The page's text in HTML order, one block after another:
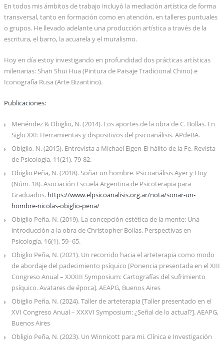
En todos mis ámbitos de trabajo incluyó la mediación artística de forma
transversal, tanto en formación como en atención, en talleres puntuales
o grupos. He llevado adelante una producción artística a través de la
escritura, el barro, la acuarela y el muralismo.
Hoy en día estoy investigando en profundidad dos prácticas artísticas
milenarias: Shan Shui Hua (Pintura de Paisaje Tradicional Chino) e
Iconografía Rusa (Arte Bizantino).
Publicaciones:
Menéndez & Obiglio, N. (2014). Los aportes de la obra de C. Bollas. En
Siglo XXI: Herramientas y dispositivos del psicoanálisis. APdeBA.
Obiglio, N. (2015). Entrevista a Michael Eigen-El hálito de la Fe. Revista
de Psicología, 11(21), 79-82.
Obiglio Peña, N. (2018). Soñar un hombre. Psicoanálisis Ayer y Hoy
(Núm. 18). Asociación Escuela Argentina de Psicoterapia para
Graduados. https://www.elpsicoanalisis.org.ar/nota/sonar-un-
hombre-nicolas-obiglio-pena/
Obiglio Peña, N. (2019). La concepción estética de la mente: Una
introducción a la obra de Christopher Bollas. Perspectivas en
Psicología, 16(1), 59–65.
Obiglio Peña, N. (2021). Un recorrido hacia el arteterapia como modo
de abordaje del padecimiento psíquico [Ponencia presentada en el XIII
Congreso Anual – XXXIII Symposium: Cartografías del sufrimiento
psíquico. Avatares de época]. AEAPG, Buenos Aires
Obiglio Peña, N. (2024). Taller de arteterapia [Taller presentado en el
XVI Congreso Anual – XXXVI Symposium: ¿Señal de lo actual?]. AEAPG,
Buenos Aires
Obligio Peña, N. (2023). Un Winnicott para mi. Clínica e Investigación